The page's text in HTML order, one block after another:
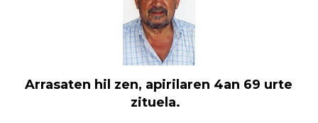
Arrasaten hil zen, apirilaren 4an 69 urte
zituela.